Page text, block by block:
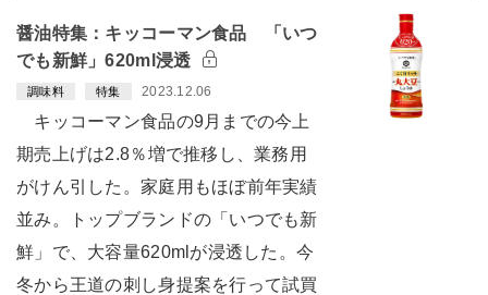
醤油特集：キッコーマン食品 「いつ
でも新鮮」620ml浸透
調味料 特集 2023.12.06
キッコーマン食品の9月までの今上
期売上げは2.8％増で推移し、業務用
がけん引した。家庭用もほぼ前年実績
並み。トップブランドの「いつでも新
鮮」で、大容量620mlが浸透した。今
冬から王道の刺し身提案を行って試買